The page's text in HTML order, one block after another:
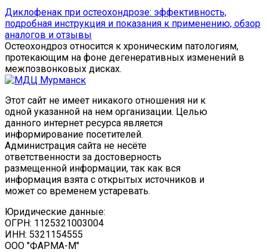
Диклофенак при остеохондрозе: эффективность,
подробная инструкция и показания к применению, обзор
аналогов и отзывы
Остеохондроз относится к хроническим патологиям,
протекающим на фоне дегенеративных изменений в
межпозвонковых дисках.
Этот сайт не имеет никакого отношения ни к
одной указанной на нем организации. Целью
данного интернет ресурса является
информирование посетителей.
Администрация сайта не несёте
ответственности за достоверность
размещенной информации, так как вся
информация взята с открытых источников и
может со временем устаревать.
Юридические данные:
ОГРН: 1125321003004
ИНН: 5321154555
ООО "ФАРМА-М"